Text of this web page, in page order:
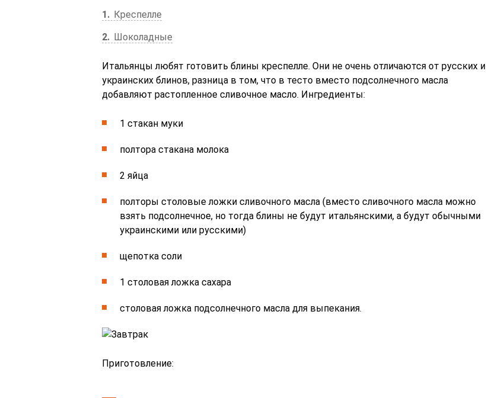
1
Креспелле
2
Шоколадные
Итальянцы любят готовить блины креспелле. Они не очень отличаются от русских и
украинских блинов, разница в том, что в тесто вместо подсолнечного масла
добавляют растопленное сливочное масло. Ингредиенты:
1 стакан муки
полтора стакана молока
2 яйца
полторы столовые ложки сливочного масла (вместо сливочного масла можно
взять подсолнечное, но тогда блины не будут итальянскими, а будут обычными
украинскими или русскими)
щепотка соли
1 столовая ложка сахара
столовая ложка подсолнечного масла для выпекания.
Приготовление: